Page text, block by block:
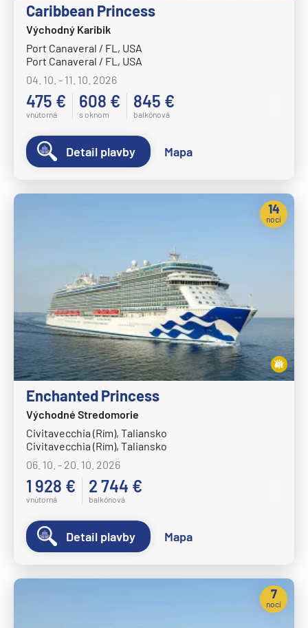
Caribbean Princess
Východný Karibik
Port Canaveral / FL, USA
Port Canaveral / FL, USA
04. 10. - 11. 10. 2026
475 €
vnútorná
608 €
s oknom
845 €
balkónová
Detail plavby Mapa
Enchanted Princess
Východné Stredomorie
Civitavecchia (Rím), Taliansko
Civitavecchia (Rím), Taliansko
06. 10. - 20. 10. 2026
1 928 €
vnútorná
2 744 €
balkónová
14
nocí
Detail plavby Mapa
7
nocí